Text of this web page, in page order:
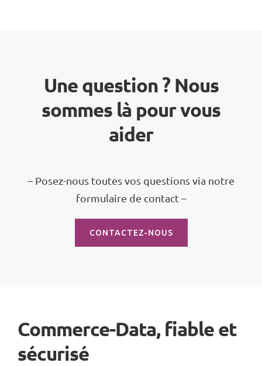
Une question ? Nous
sommes là pour vous
aider
– Posez-nous toutes vos questions via notre
formulaire de contact –
CONTACTEZ-NOUS
Commerce-Data, fiable et
sécurisé